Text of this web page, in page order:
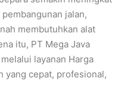
jalan,
membutuhkan alat
itu, PT Mega Java
layanan Harga
yang cepat, profesional,